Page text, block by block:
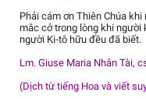
Phải cám ơn Thiên Chúa
mắc cở trong lòng khi người
người Ki-tô hữu đều đã biết.
Lm. Giuse Maria Nhân Tài,
(Dịch từ tiếng Hoa và viết